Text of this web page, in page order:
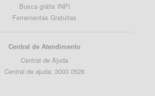
Busca grátis INPI
Ferramentas Gratuitas
Central de Atendimento
Central de Ajuda
Central de ajuda: 3003 0528